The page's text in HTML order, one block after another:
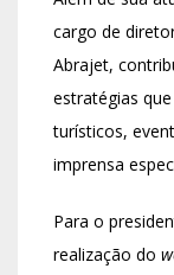
cargo de
Abrajet,
estratégias
turísticos,
imprensa
Para o
realização do